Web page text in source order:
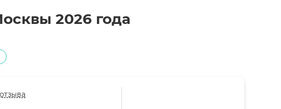
2026 года